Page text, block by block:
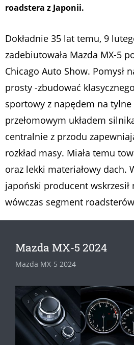
roadstera z Japonii.
Dokładnie 35 lat temu, 9
zadebiutowała Mazda MX-5
Chicago Auto Show. Pomysł
prosty -zbudować
sportowy z napędem na tylne
przełomowym układem
centralnie z przodu
rozkład masy. Miała temu
oraz lekki materiałowy dach.
japoński producent wskrzesił
wówczas segment
Mazda MX-5 2024
Mazda MX-5 2024